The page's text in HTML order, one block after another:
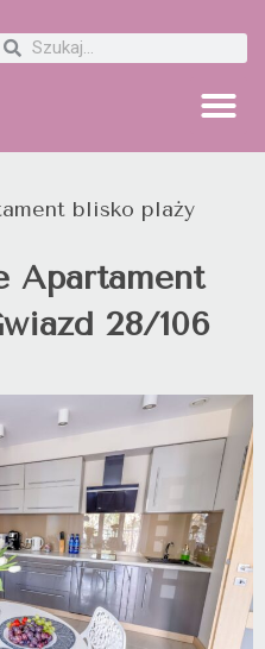
blisko plaży
Apartament
28/106